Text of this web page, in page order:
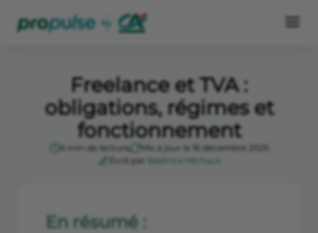
Freelance et TVA :
obligations, régimes et
fonctionnement
6 min de lecture
Mis à jour le 16 décembre 2025
Écrit par
Béatrice Michaux
En résumé :